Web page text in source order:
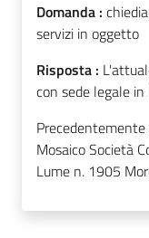
Domanda :
servizi in oggetto
Risposta :
con sede legale
Mosaico Società
Lume n. 1905